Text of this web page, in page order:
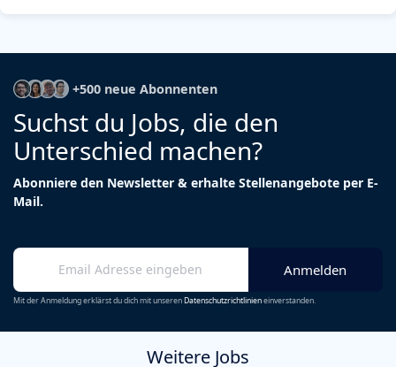
+500 neue Abonnenten
Suchst du Jobs, die den
Unterschied machen?
Abonniere den Newsletter & erhalte Stellenangebote per E-
Mail.
Mit der Anmeldung erklärst du dich mit unserenDatenschutzrichtlinieneinverstanden.
Weitere Jobs